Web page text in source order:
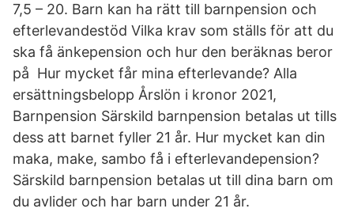
7,5 – 20. Barn kan ha rätt till barnpension och
efterlevandestöd Vilka krav som ställs för att du
ska få änkepension och hur den beräknas beror
på Hur mycket får mina efterlevande? Alla
ersättningsbelopp Årslön i kronor 2021,
Barnpension Särskild barnpension betalas ut tills
dess att barnet fyller 21 år. Hur mycket kan din
maka, make, sambo få i efterlevandepension?
Särskild barnpension betalas ut till dina barn om
du avlider och har barn under 21 år.